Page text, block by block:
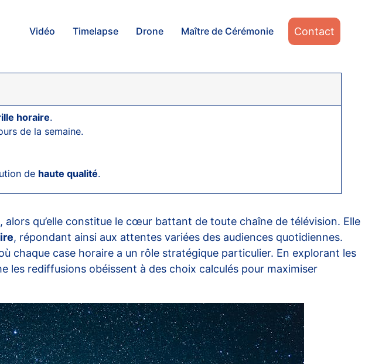
Vidéo Timelapse Drone Maître de Cérémonie Contact
horaire.
de la semaine.
de haute qualité.
qu’elle constitue le cœur battant de toute chaîne de télévision. Elle
, répondant ainsi aux attentes variées des audiences quotidiennes.
chaque case horaire a un rôle stratégique particulier. En explorant les
les rediffusions obéissent à des choix calculés pour maximiser